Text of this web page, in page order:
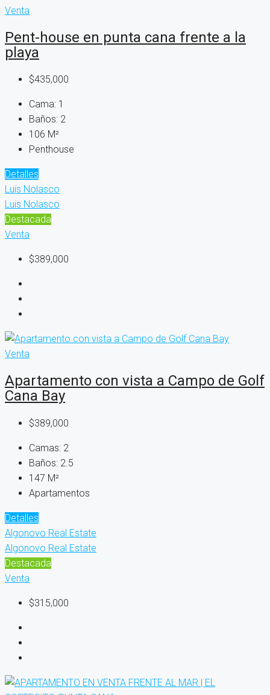
Venta
Pent-house en punta cana frente a la
playa
$435,000
Cama: 1
Baños: 2
106 M²
Penthouse
Detalles
Luis Nolasco
Luis Nolasco
Destacada
Venta
$389,000
Venta
Apartamento con vista a Campo de Golf
Cana Bay
$389,000
Camas: 2
Baños: 2.5
147 M²
Apartamentos
Detalles
Algonovo Real Estate
Algonovo Real Estate
Destacada
Venta
$315,000